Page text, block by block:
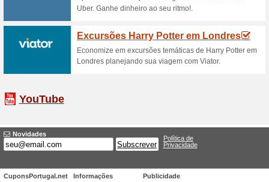
Página com todas
descon
100% funcionou
Encontre nesta página
cruzeiros, pacotes e